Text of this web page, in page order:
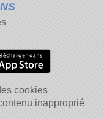
cookies
inapproprié